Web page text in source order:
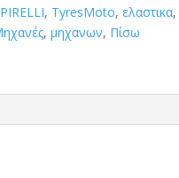
PIRELLI, TyresMoto,ελαστικα,
,μηχανων, Πίσω